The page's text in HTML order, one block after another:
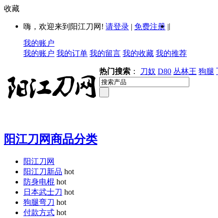
收藏
嗨，欢迎来到阳江刀网! 请登录 | 免费注册 ||
我的账户
我的账户 我的订单 我的留言 我的收藏 我的推荐
热门搜索 ： 刀奴 D80 丛林王 狗腿
阳江刀网商品分类
阳江刀网
阳江刀新品 hot
防身电棍 hot
日本武士刀 hot
狗腿弯刀 hot
付款方式 hot